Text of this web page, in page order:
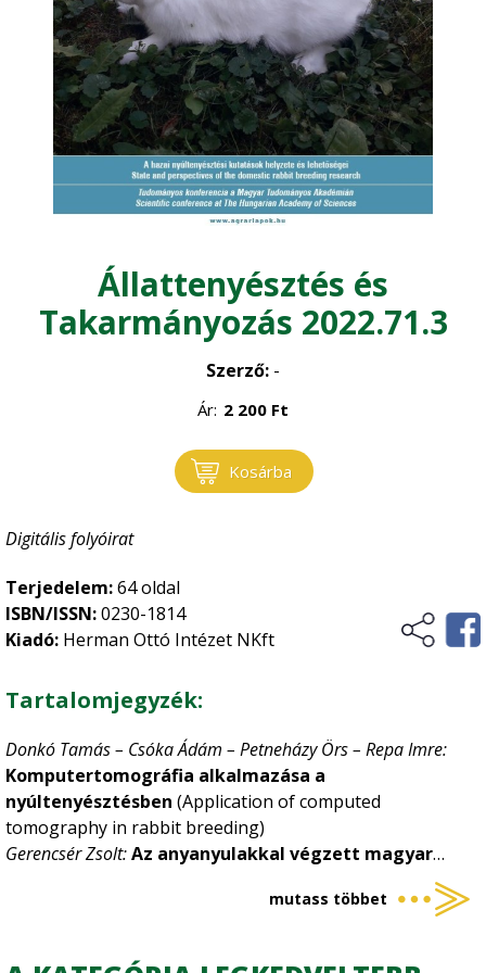
Kertgazdaság
Magyar Állatorvosok Lapja
Növénytermelés
Állattenyésztés és
Takarmányozás 2022.71.3
Szerző: -
Ár: 2 200 Ft
Kosárba
Digitális folyóirat
Terjedelem:64 oldal
ISBN/ISSN:0230-1814
Kiadó: Herman Ottó Intézet NKft
Tartalomjegyzék:
Donkó Tamás – Csóka Ádám – Petneházy Örs – Repa Imre:
Komputertomográfia alkalmazása a
nyúltenyésztésben (Application of computed
tomography in rabbit breeding)
Gerencsér Zsolt:Az anyanyulakkal végzett magyar
examinations carried out with rabbit dose in Hungary)
Kaposváron az elmúlt tíz évben
mutass többet